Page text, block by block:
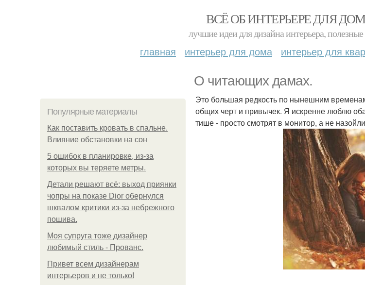
ВСЁ ОБ ИНТЕРЬЕРЕ ДЛЯ
лучшие идеи для дизайна интерьера,
главная интерьер для дома интерьер для
О читающих дамах.
Популярные материалы
Как поставить кровать в спальне.
Влияние обстановки на сон
5 ошибок в планировке, из-за
которых вы теряете метры.
Детали решают всё: выход приянки
чопры на показе Dior обернулся
шквалом критики из-за небрежного
пошива.
Моя супруга тоже дизайнер
любимый стиль - Прованс.
Привет всем дизайнерам
интерьеров и не только!
Это большая редкость по нынешним
общих черт и привычек. Я искренне люблю
тише - просто смотрят в монитор, а не